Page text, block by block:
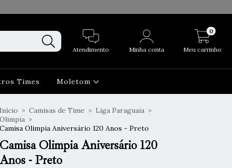
Atendimento Minha conta Meu carrinho
0
Times Moletom
Início > Camisas de Time > Liga Paraguaia >
Olimpia >
Camisa Olimpia Aniversário 120 Anos - Preto
Camisa Olimpia Aniversário 120
Anos - Preto